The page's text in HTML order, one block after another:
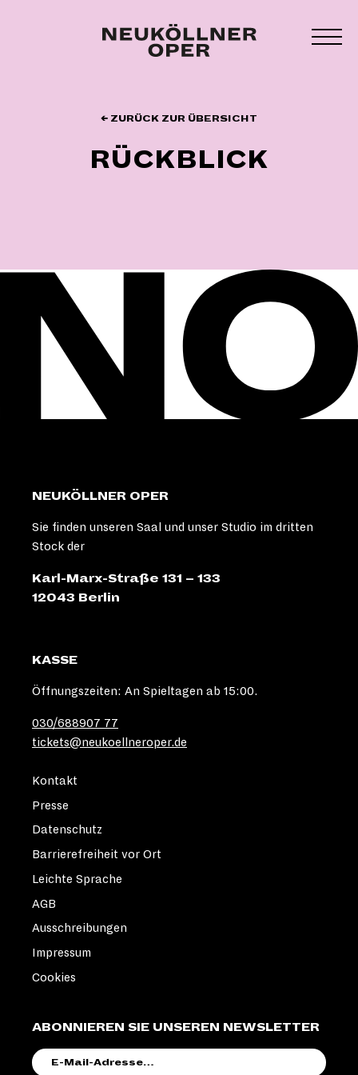
← ZURÜCK ZUR ÜBERSICHT
RÜCKBLICK
NEUKÖLLNER OPER
Sie finden unseren Saal und unser Studio im dritten
Stock der
Karl-Marx-Straße 131 – 133
12043 Berlin
KASSE
Öffnungszeiten: An Spieltagen ab 15:00.
030/688907 77
tickets@neukoellneroper.de
ABONNIEREN SIE UNSEREN NEWSLETTER
MAIL-
Kontakt
Presse
Datenschutz
Barrierefreiheit vor Ort
Leichte Sprache
AGB
Ausschreibungen
Impressum
Cookies